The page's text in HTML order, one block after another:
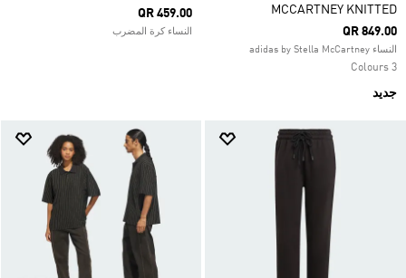
MCCARTNEY KNITTED
QR 849.00
النساء adidas by Stella McCartney
3 Colours
جديد
QR 459.00
النساء كرة المضرب